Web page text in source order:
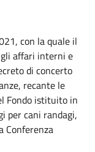
con la quale il
affari interni e
di concerto
recante le
Fondo istituito in
per cani randagi,
Conferenza